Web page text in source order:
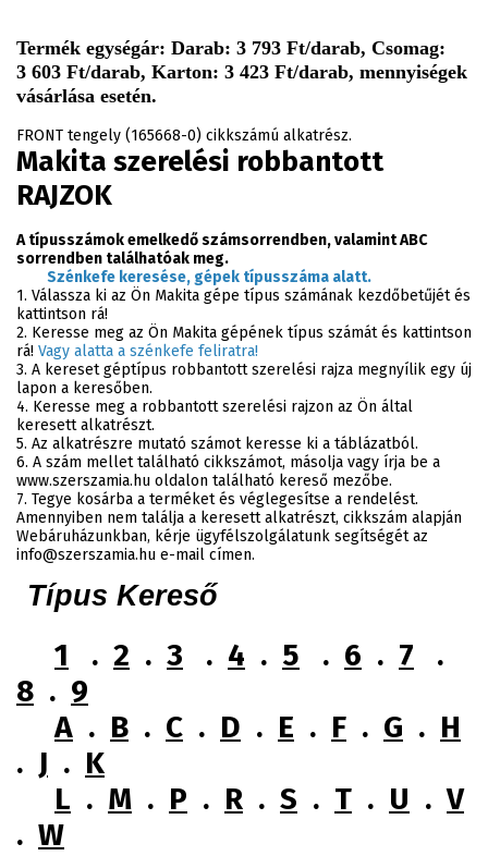
Termék egységár: Darab: 3 793 Ft/darab, Csomag:
3 603 Ft/darab, Karton: 3 423 Ft/darab, mennyiségek
vásárlása esetén.
FRONT tengely (165668-0) cikkszámú alkatrész.
Makita szerelési robbantott
RAJZOK
A típusszámok emelkedő számsorrendben, valamint ABC
sorrendben találhatóak meg.
Szénkefe keresése, gépek típusszáma alatt.
1. Válassza ki az Ön Makita gépe típus számának kezdőbetűjét és
kattintson rá!
2. Keresse meg az Ön Makita gépének típus számát és kattintson
rá! Vagy alatta a szénkefe feliratra!
3. A kereset géptípus robbantott szerelési rajza megnyílik egy új
lapon a keresőben.
4. Keresse meg a robbantott szerelési rajzon az Ön által
keresett alkatrészt.
5. Az alkatrészre mutató számot keresse ki a táblázatból.
6. A szám mellet található cikkszámot, másolja vagy írja be a
www.szerszamia.hu oldalon található kereső mezőbe.
7. Tegye kosárba a terméket és véglegesítse a rendelést.
Amennyiben nem találja a keresett alkatrészt, cikkszám alapján
Webáruházunkban, kérje ügyfélszolgálatunk segítségét az
info@szerszamia.hu e-mail címen.
Típus Kereső
1 . 2 . 3 . 4 . 5 . 6 . 7 .
8 . 9
A . B . C . D . E . F . G . H
. J . K
L . M . P . R . S . T . U .V
. W